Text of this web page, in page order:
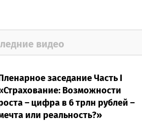
видео
заседание Часть I
Возможности
– цифра в 6 трлн рублей –
или реальность?»